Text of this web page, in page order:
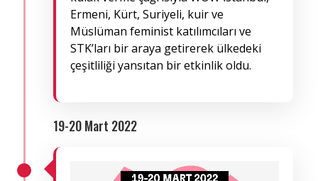
Ermeni, Kürt, Suriyeli, kuir ve
Müslüman feminist katılımcıları ve
STK’ları bir araya getirerek ülkedeki
çeşitliliği yansıtan bir etkinlik oldu.
19-20 Mart 2022